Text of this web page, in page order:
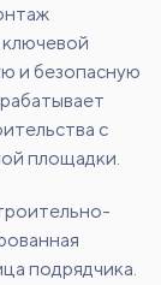
и безопасную
с
площадки.
подрядчика.